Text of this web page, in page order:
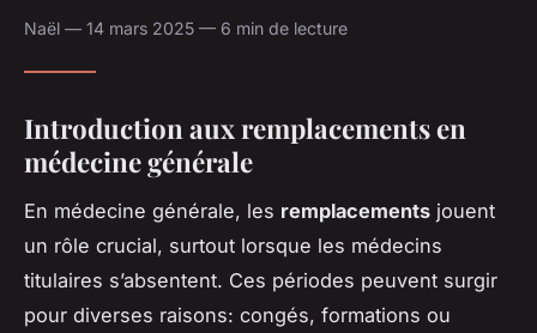
Naël — 14 mars 2025 — 6 min de lecture
Introduction aux remplacements en
médecine générale
En médecine générale, les remplacements jouent
un rôle crucial, surtout lorsque les médecins
titulaires s’absentent. Ces périodes peuvent surgir
pour diverses raisons: congés, formations ou